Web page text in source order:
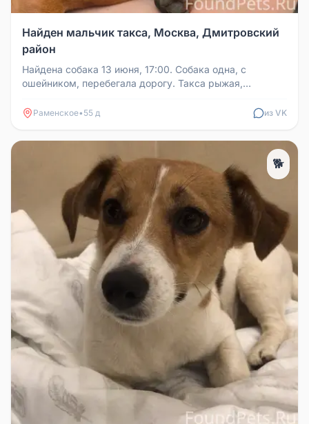
Найден мальчик такса, Москва, Дмитровский
район
Найдена собака 13 июня, 17:00. Собака одна, с
ошейником, перебегала дорогу. Такса рыжая,
Раменское• 55 д из VK
🐕